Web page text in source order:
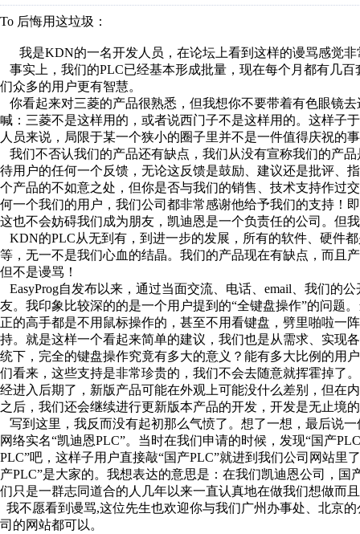
To 后悔用这垃圾：
我是KDN的一名开发人员，在论坛上看到这样的谩骂感觉非
事实上，我们的PLC已经基本形成批量，现在每个月都有几
们众多的用户更有智慧。
你看起来对三菱的产品很熟悉，但我想你不要带着有色眼镜
喊：三菱不是这样用的，或者说西门子不是这样用的。这样子
人员来说，局限于某一个狭小的圈子里并不是一件值得庆祝的
我们不否认我们的产品还有缺点，我们从没有宣称我们的产
待用户的任何一个反馈，无论这反馈是鼓励、建议还是批评、
个产品的不如意之处，但你是否与我们的销售、技术支持作过
何一个我们的用户，我们公司都非常感谢他给予我们的支持！
这也不会妨碍我们成为朋友，凯迪恩是一个负责任的公司。但
KDN的PLC从无到有，到进一步的发展，所有的软件、硬件
等，无一不是我们心血的结晶。我们的产品现在有缺点，而且
但不是谩骂！
EasyProg自发布以来，通过当面交流、电话、email、我们的
友。我印象比较深的的是一个用户提到的“全键盘操作”的问题
正的高手都是不用鼠标操作的，甚至不用看键盘，劈里啪啦一
持。就是这样一个看起来简单的建议，我们也是从需求、实现
统下，完全的键盘操作究竟有多大的意义？能有多大比例的用
们看来，这些支持是非常珍贵的，我们不会去随意就挥霍掉了
经进入后期了，新版产品可能在外观上可能没什么差别，但在
之后，我们还会继续进行更新版本产品的开发，开发是无止境
写到这里，我反而没有起初那么气愤了。想了一想，最后说
网络实名“凯迪恩PLC”。当时在我们申请的时候，发现“国产
PLC”吧，这样子用户直接敲“国产PLC”就进到我们公司网站里
产PLC”是大家的。我想表达的意思是：在我们凯迪恩公司，
们只是一群志同道合的人几年以来一直认真地在做我们想做而
我不愿看到谩骂,这位先生也欢迎你与我们广州办事处、北京
司的网站都可以。